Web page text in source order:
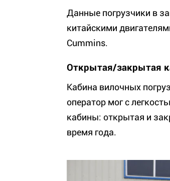
Данные погрузчики в
китайскими
Cummins.
Открытая/закрытая
Кабина вилочных
оператор мог с
кабины: открытая и
время года.